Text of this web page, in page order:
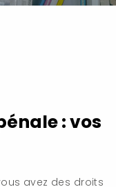
: vos
avez des droits